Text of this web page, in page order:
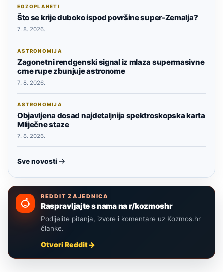
EGZOPLANETI
Što se krije duboko ispod površine super-Zemalja?
7. 8. 2026.
ASTRONOMIJA
Zagonetni rendgenski signal iz mlaza supermasivne
crne rupe zbunjuje astronome
7. 8. 2026.
ASTRONOMIJA
Objavljena dosad najdetaljnija spektroskopska karta
Mliječne staze
7. 8. 2026.
Sve novosti
REDDIT ZAJEDNICA
Raspravljajte s nama na r/kozmoshr
Podijelite pitanja, izvore i komentare uz Kozmos.hr
članke.
Otvori Reddit